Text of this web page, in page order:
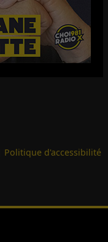
Politique d'accessibilité